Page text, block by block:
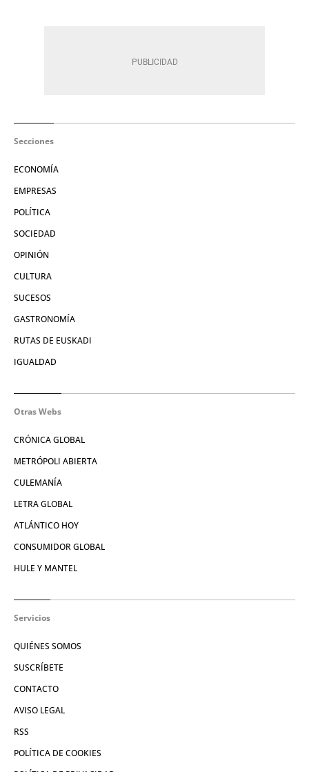
Secciones
ECONOMÍA
EMPRESAS
POLÍTICA
SOCIEDAD
OPINIÓN
CULTURA
SUCESOS
GASTRONOMÍA
RUTAS DE EUSKADI
IGUALDAD
Otras Webs
CRÓNICA GLOBAL
METRÓPOLI ABIERTA
CULEMANÍA
LETRA GLOBAL
ATLÁNTICO HOY
CONSUMIDOR GLOBAL
HULE Y MANTEL
Servicios
QUIÉNES SOMOS
SUSCRÍBETE
CONTACTO
AVISO LEGAL
RSS
POLÍTICA DE COOKIES